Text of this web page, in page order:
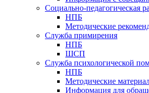
Социально-педагогическая
НПБ
Методические
Служба примирения
НПБ
ШСП
Служба психологической
НПБ
Методические
Информация для